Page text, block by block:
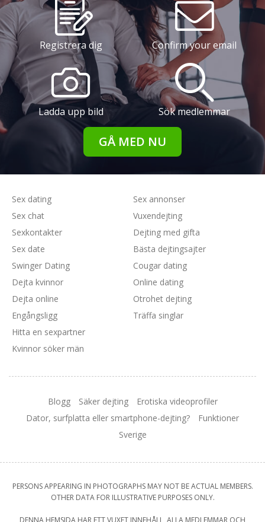
Registrera dig Confirm your email
Ladda upp bild Sök medlemmar
GÅ MED NU
Sex dating
Sex chat
Sexkontakter
Sex date
Swinger Dating
Sex annonser
Vuxendejting
Dejting med gifta
Bästa dejtingsajter
Cougar dating
Dejta kvinnor
Dejta online
Engångsligg
Hitta en sexpartner
Kvinnor söker män
Online dating
Otrohet dejting
Träffa singlar
Blogg Säker dejting
Erotiska videoprofiler
Dator, surfplatta eller smartphone-dejting?
Funktioner
Sverige
PERSONS APPEARING IN PHOTOGRAPHS MAY NOT BE ACTUAL MEMBERS.
OTHER DATA FOR ILLUSTRATIVE PURPOSES ONLY.
DENNA HEMSIDA HAR ETT VUXET INNEHÅLL, ALLA MEDLEMMAR OCH